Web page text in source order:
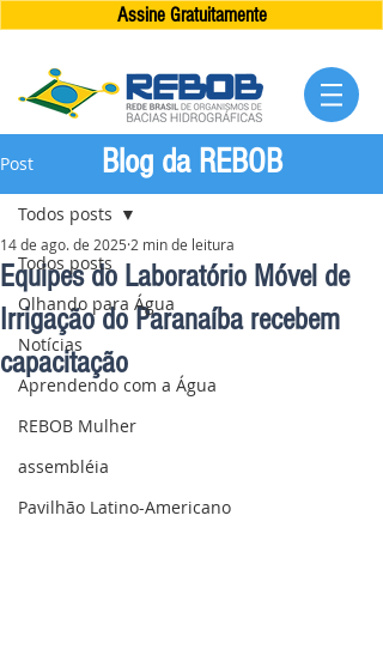
Assine Gratuitamente
Post
Todos posts
Olhando para Água
Notícias
Aprendendo com a Água
REBOB Mulher
assembléia
Pavilhão Latino-Americano
Todos posts
Equipes do Laboratório Móvel de
Irrigação do Paranaíba recebem
capacitação
14 de ago. de 2025 2 min de leitura
Blog da REBOB